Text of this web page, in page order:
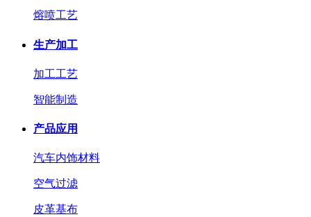
熔喷工艺
生产加工
加工工艺
智能制造
产品应用
汽车内饰材料
空气过滤
皮革基布